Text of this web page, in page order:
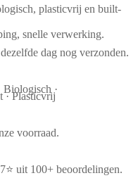
plasticvrij en built-
snelle verwerking.
dag nog verzonden.
Biologisch ·
· Plasticvrij
voorraad.
uit 100+ beoordelingen.